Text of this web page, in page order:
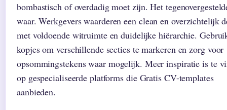
bombastisch of overdadig moet zijn. Het
waar. Werkgevers waarderen een clean en overzichtelijk
met voldoende witruimte en duidelijke hiërarchie.
kopjes om verschillende secties te markeren en zorg voor
opsommingstekens waar mogelijk. Meer inspiratie is te
op gespecialiseerde platforms die Gratis CV-templates
aanbieden.